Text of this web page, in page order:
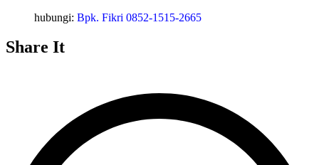
hubungi: Bpk. Fikri 0852-1515-2665
Share It